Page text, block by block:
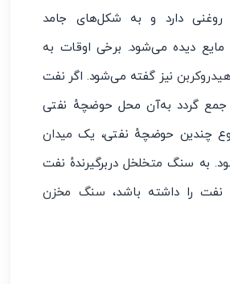
دارد و به شکل‌های جامد
مایع دیده می‌شود. برخی اوقات به
هیدروکربننیز گفته می‌شود. اگر نفت
جمع گردد به‌آن محل حوضچهٔ نفتی
چندین حوضچهٔ نفتی، یک میدان
به سنگ متخلخل دربرگیرندهٔ نفت
نفت را داشته باشد، سنگ مخزن